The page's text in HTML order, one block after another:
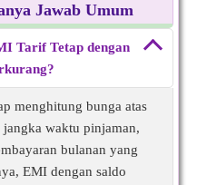
Jawab Umum
Tarif Tetap dengan
menghitung bunga atas
waktu pinjaman,
bulanan yang
EMI dengan saldo